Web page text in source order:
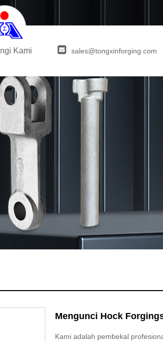
Kami sales@tongxinforging.com
Mengunci Hock
Kami adalah pembekal